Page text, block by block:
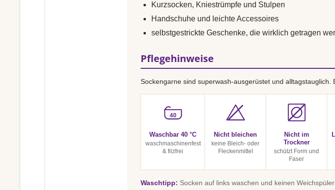
Kurzsocken, Kniestrümpfe und Stulpen
Handschuhe und leichte Accessoires
selbstgestrickte Geschenke, die wirklich getragen
Pflegehinweise
Sockengarne sind superwash-ausgerüstet und alltagstauglich.
40
Waschbar 40 °C
waschmaschinenfest
& filzfrei
Nicht bleichen
keine Bleich- oder
Fleckenmittel
Nicht im
Trockner
schützt Form und
Faser
Waschtipp: Socken auf links waschen und keinen